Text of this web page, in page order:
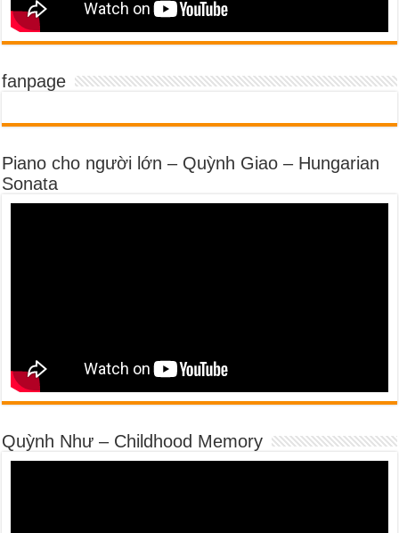
fanpage
Piano cho người lớn – Quỳnh Giao – Hungarian
Sonata
Quỳnh Như – Childhood Memory